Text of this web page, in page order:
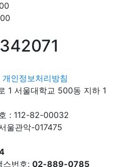
개인정보처리방침
1 서울대학교 500동 지하 1
: 112-82-00032
울관악-017475
스번호: 02-889-0785